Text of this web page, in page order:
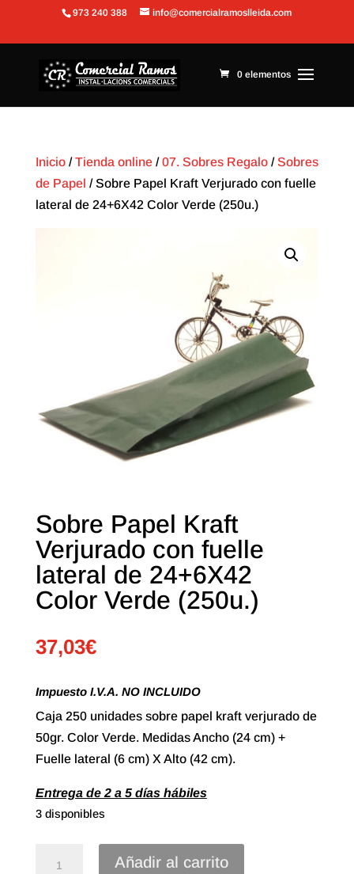
Abrir barra de herramientas
973 240 388 info@comercialramoslleida.com
0 elementos
Inicio/Tienda online/07. Sobres Regalo/Sobres
de Papel / Sobre Papel Kraft Verjurado con fuelle
lateral de 24+6X42 Color Verde (250u.)
Sobre Papel Kraft
Verjurado con fuelle
lateral de 24+6X42
Color Verde (250u.)
37,03€
Impuesto I.V.A. NO INCLUIDO
Caja 250 unidades sobre papel kraft verjurado de
50gr. Color Verde. Medidas Ancho (24 cm) +
Fuelle lateral (6 cm) X Alto (42 cm).
Entrega de 2 a 5 días hábiles
3 disponibles
Añadir al carrito